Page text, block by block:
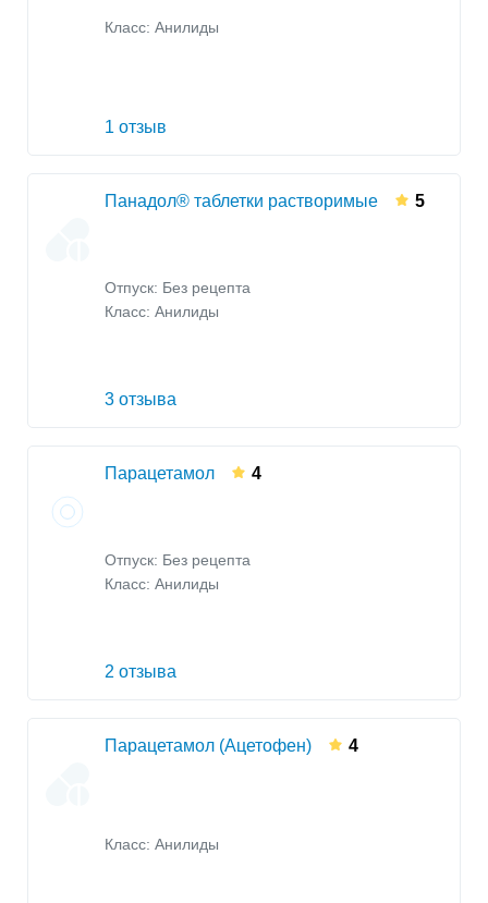
Класс: Анилиды
1 отзыв
Панадол® таблетки растворимые 5
Отпуск: Без рецепта
Класс: Анилиды
3 отзыва
Парацетамол 4
Отпуск: Без рецепта
Класс: Анилиды
2 отзыва
Парацетамол (Ацетофен) 4
Класс: Анилиды